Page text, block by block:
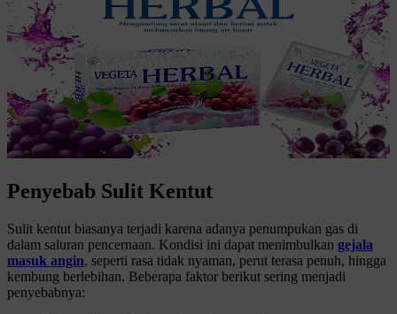
Penyebab Sulit Kentut
Sulit kentut biasanya terjadi karena adanya penumpukan gas di
dalam saluran pencernaan. Kondisi ini dapat menimbulkan gejala
masuk angin, seperti rasa tidak nyaman, perut terasa penuh, hingga
kembung berlebihan. Beberapa faktor berikut sering menjadi
penyebabnya: